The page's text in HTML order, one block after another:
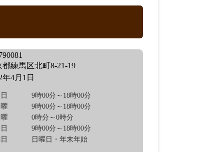
都練馬区北町8-21-19
年4月1日
9時00分～18時00分
9時00分～18時00分
0時分～0時分
9時00分～18時00分
日曜日・年末年始